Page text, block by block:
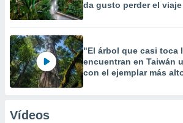
da gusto perder el viaje
"El árbol que casi toca
encuentran en Taiwán
con el ejemplar más
Vídeos